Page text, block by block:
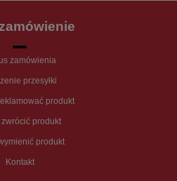
zamówienia
przesyłki
produkt
produkt
produkt
Kontakt